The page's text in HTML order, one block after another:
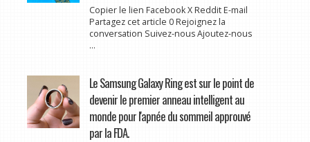
Copier le lien Facebook X Reddit E-mail
Partagez cet article 0 Rejoignez la
conversation Suivez-nous Ajoutez-nous
...
Le Samsung Galaxy Ring est sur le point de
devenir le premier anneau intelligent au
monde pour l'apnée du sommeil approuvé
par la FDA.